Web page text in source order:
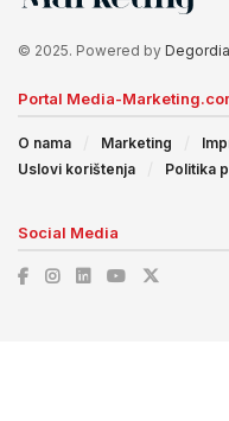
© 2025. Powered by
Portal Media-
O nama Marketing
Uslovi korištenja
Politika
Social Media